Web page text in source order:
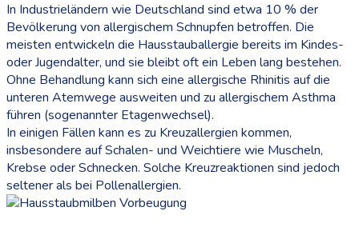
In Industrieländern wie Deutschland sind etwa 10 % der
Bevölkerung von allergischem Schnupfen betroffen. Die
meisten entwickeln die Hausstauballergie bereits im Kindes-
oder Jugendalter, und sie bleibt oft ein Leben lang bestehen.
Ohne Behandlung kann sich eine allergische Rhinitis auf die
unteren Atemwege ausweiten und zu allergischem Asthma
führen (sogenannter Etagenwechsel).
In einigen Fällen kann es zu Kreuzallergien kommen,
insbesondere auf Schalen- und Weichtiere wie Muscheln,
Krebse oder Schnecken. Solche Kreuzreaktionen sind jedoch
seltener als bei Pollenallergien.